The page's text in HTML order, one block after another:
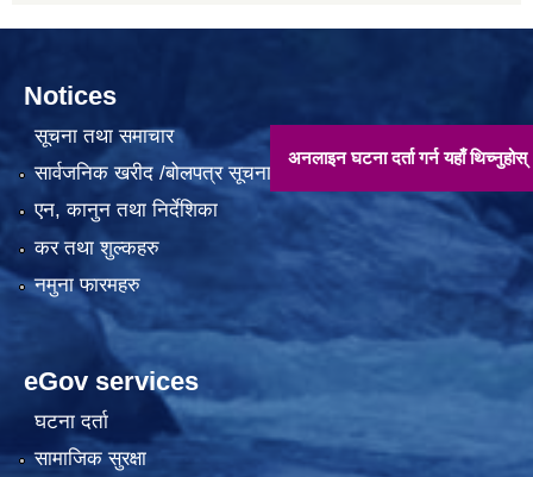
अनलाइन घटना दर्ता गर्न यहाँ थिच्नुहोस् !!
Notices
सूचना तथा समाचार
सार्वजनिक खरीद /बोलपत्र सूचना
एन, कानुन तथा निर्देशिका
कर तथा शुल्कहरु
नमुना फारमहरु
eGov services
घटना दर्ता
सामाजिक सुरक्षा